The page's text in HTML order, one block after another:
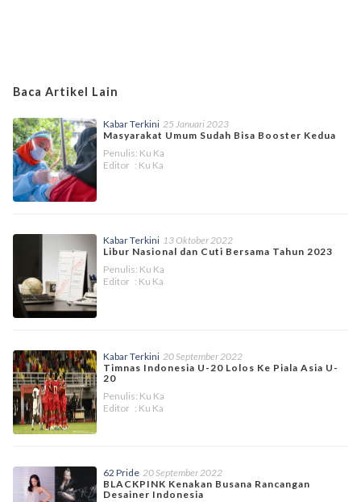
Baca Artikel Lain
Kabar Terkini 25 Januari 2023
Masyarakat Umum Sudah Bisa Booster Kedua
Penulis: Ku Ka
Editor : Ku Ka
Kabar Terkini 13 Oktober 2022
Libur Nasional dan Cuti Bersama Tahun 2023
Penulis: Ku Ka
Editor : Ku Ka
Kabar Terkini 20 September 2022
Timnas Indonesia U-20 Lolos Ke Piala Asia U-
20
Penulis: Ku Ka
Editor : Ku Ka
62 Pride 20 September 2022
BLACKPINK Kenakan Busana Rancangan
Desainer Indonesia